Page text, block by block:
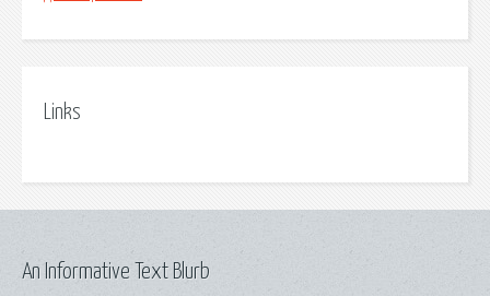
Links
An Informative Text Blurb